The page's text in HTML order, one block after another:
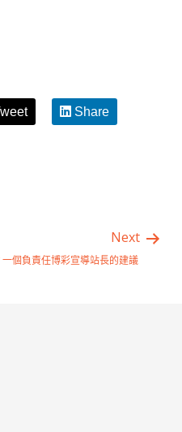
Share
Next
個負責任博彩宣導站長的建議